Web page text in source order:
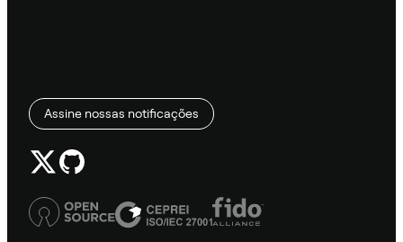
Assine nossas notificações